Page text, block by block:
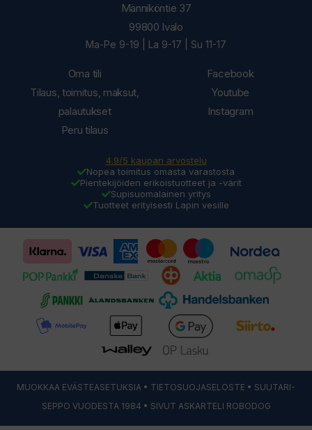
Oma tili
Tilaus, toimitus, maksut,
palautukset
Peru tilaus
Männiköntie 37
99800 Ivalo
Ma-Pe 9-19 | La 9-17 | Su 11-17
Facebook
Youtube
Instagram
4.9/5 kaupan arvostelu
Nopea toimitus omasta varastosta
Pientekijöiden erikoistuotteet ja -värit
Supisuomalainen yritys
Tuotteet erityisesti Lapin vesille
MUOKKAA EVÄSTEASETUKSIA • TIETOSUOJASELOSTE • SUUTARI-
SEPPO VUODESTA 1984 • SIVUT ASKARTELI ROBODOG